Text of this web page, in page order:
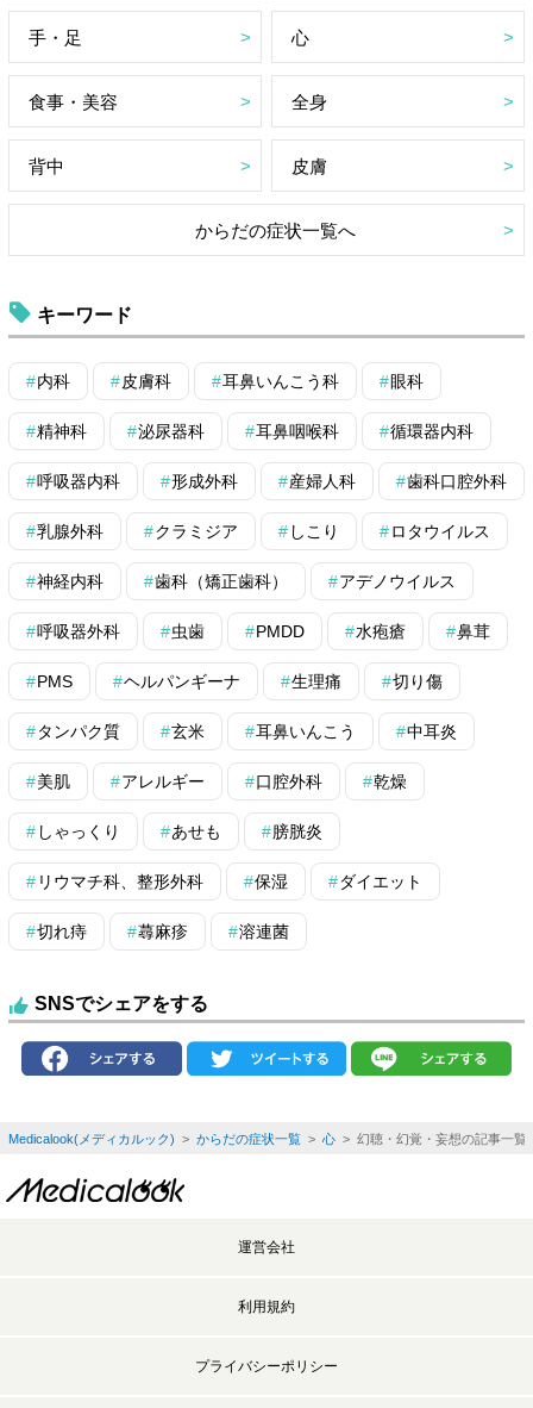
手・足 心
食事・美容 全身
背中 皮膚
からだの症状一覧へ
キーワード
内科 皮膚科 耳鼻いんこう科 眼科
精神科 泌尿器科 耳鼻咽喉科 循環器内科
呼吸器内科 形成外科 産婦人科 歯科口腔外科
乳腺外科 クラミジア しこり ロタウイルス
神経内科 歯科（矯正歯科） アデノウイルス
呼吸器外科 虫歯 PMDD 水疱瘡 鼻茸
PMS ヘルパンギーナ 生理痛 切り傷
タンパク質 玄米 耳鼻いんこう 中耳炎
美肌 アレルギー 口腔外科 乾燥
しゃっくり あせも 膀胱炎
リウマチ科、整形外科 保湿 ダイエット
切れ痔 蕁麻疹 溶連菌
SNSでシェアをする
Medicalook(メディカルック) > からだの症状一覧> 心> 幻聴・幻覚・妄想の記事一覧
運営会社
利用規約
プライバシーポリシー